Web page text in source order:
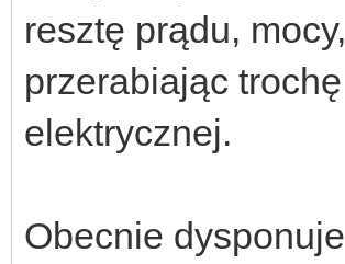
resztę prądu,
przerabiając
elektrycznej.
Obecnie